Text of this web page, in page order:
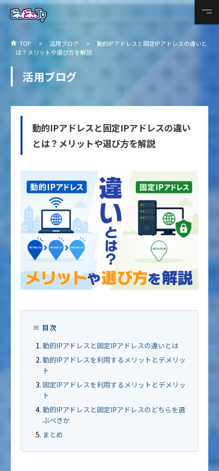
TOP 活用ブログ
動的IPアドレスと固定IPアドレスの違いと
は？メリットや選び方を解説
活用ブログ
動的IPアドレスと固定IPアドレスの違い
とは？メリットや選び方を解説
目次
動的IPアドレスと固定IPアドレスの違いとは
動的IPアドレスを利用するメリットとデメリッ
ト
固定IPアドレスを利用するメリットとデメリッ
ト
動的IPアドレスと固定IPアドレスのどちらを選
ぶべきか
まとめ